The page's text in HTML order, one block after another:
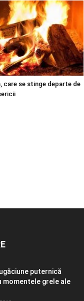
care se stinge departe de
puternică
momentele grele ale